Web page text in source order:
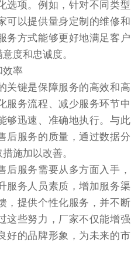
选项。例如，针对不同类型
可以提供量身定制的维修和
务方式能够更好地满足客户
度和忠诚度。
效率
关键是保障服务的高效和高
服务流程、减少服务环节中
够迅速、准确地执行。与此
后服务的质量，通过数据分
施加以改善。
后服务需要从多方面入手，
服务人员素质，增加服务渠
，提供个性化服务，并不断
这些努力，厂家不仅能增强
好的品牌形象，为未来的市